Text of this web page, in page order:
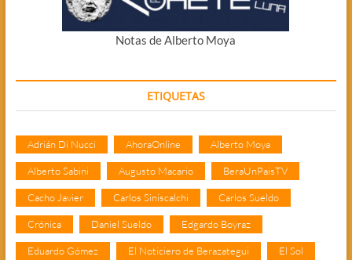
Notas de Alberto Moya
ETIQUETAS
Adrián Di Nucci AhoraOnline Alberto Moya
Alberto Sabini Augusto Macario BeraUnPaisTV
Cacho Javier Carlos Siniscalchi Carlos Sueldo
Crónica Daniel Sueldo Edgardo Boyraz
Eduardo Gómez El Noticiero de Berazategui El Sol